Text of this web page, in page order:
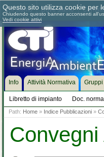
Chi siamo Dove siamo
Info Attività Normativa
Libretto di impianto Doc.
Path: Home » Indice Pubblicazioni »
Questo sito utilizza cookie per
Chiudendo questo banner acconsenti
Vedi cookie attivi